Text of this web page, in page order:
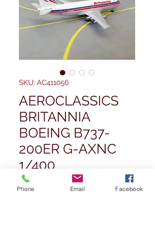
SKU: AC411056
AEROCLASSICS
BRITANNIA
BOEING B737-
200ER G-AXNC
1/400
£42,50 Price
Phone Email Facebook